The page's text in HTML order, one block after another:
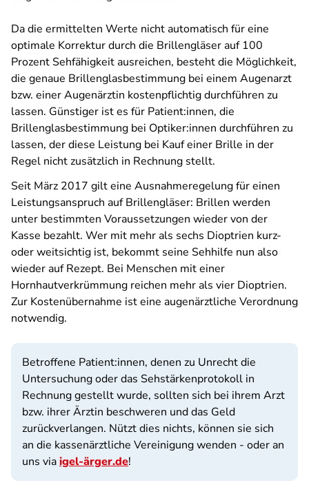
Da die ermittelten Werte nicht automatisch für eine
optimale Korrektur durch die Brillengläser auf 100
Prozent Sehfähigkeit ausreichen, besteht die Möglichkeit,
die genaue Brillenglasbestimmung bei einem Augenarzt
bzw. einer Augenärztin kostenpflichtig durchführen zu
lassen. Günstiger ist es für Patient:innen, die
Brillenglasbestimmung bei Optiker:innen durchführen zu
lassen, der diese Leistung bei Kauf einer Brille in der
Regel nicht zusätzlich in Rechnung stellt.
Seit März 2017 gilt eine Ausnahmeregelung für einen
Leistungsanspruch auf Brillengläser: Brillen werden
unter bestimmten Voraussetzungen wieder von der
Kasse bezahlt. Wer mit mehr als sechs Dioptrien kurz-
oder weitsichtig ist, bekommt seine Sehhilfe nun also
wieder auf Rezept. Bei Menschen mit einer
Hornhautverkrümmung reichen mehr als vier Dioptrien.
Zur Kostenübernahme ist eine augenärztliche Verordnung
notwendig.
Betroffene Patient:innen, denen zu Unrecht die
Untersuchung oder das Sehstärkenprotokoll in
Rechnung gestellt wurde, sollten sich bei ihrem Arzt
bzw. ihrer Ärztin beschweren und das Geld
zurückverlangen. Nützt dies nichts, können sie sich
an die kassenärztliche Vereinigung wenden - oder an
uns viaigel-ärger.de!